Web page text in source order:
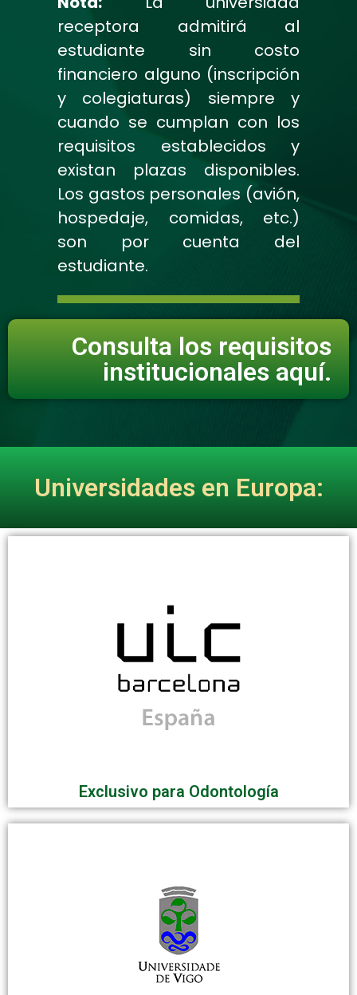
receptora admitirá al
estudiante sin costo
financiero alguno (inscripción
y colegiaturas) siempre y
cuando se cumplan con los
requisitos establecidos y
existan plazas disponibles.
Los gastos personales (avión,
hospedaje, comidas, etc.)
son por cuenta del
estudiante.
Consulta los requisitos
institucionales aquí.
Universidades en Europa:
Exclusivo para Odontología